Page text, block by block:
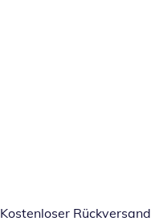
Kostenloser Rückversand